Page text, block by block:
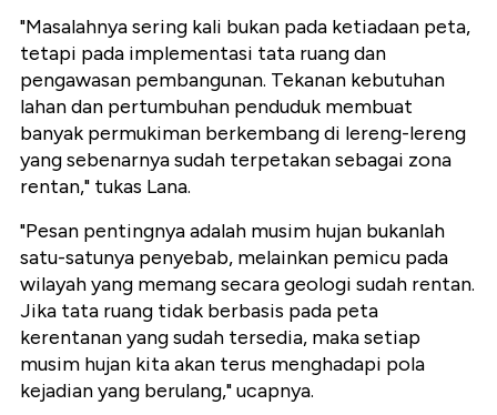
"Masalahnya sering kali bukan pada ketiadaan peta,
tetapi pada implementasi tata ruang dan
pengawasan pembangunan. Tekanan kebutuhan
lahan dan pertumbuhan penduduk membuat
banyak permukiman berkembang di lereng-lereng
yang sebenarnya sudah terpetakan sebagai zona
rentan," tukas Lana.
"Pesan pentingnya adalah musim hujan bukanlah
satu-satunya penyebab, melainkan pemicu pada
wilayah yang memang secara geologi sudah rentan.
Jika tata ruang tidak berbasis pada peta
kerentanan yang sudah tersedia, maka setiap
musim hujan kita akan terus menghadapi pola
kejadian yang berulang," ucapnya.